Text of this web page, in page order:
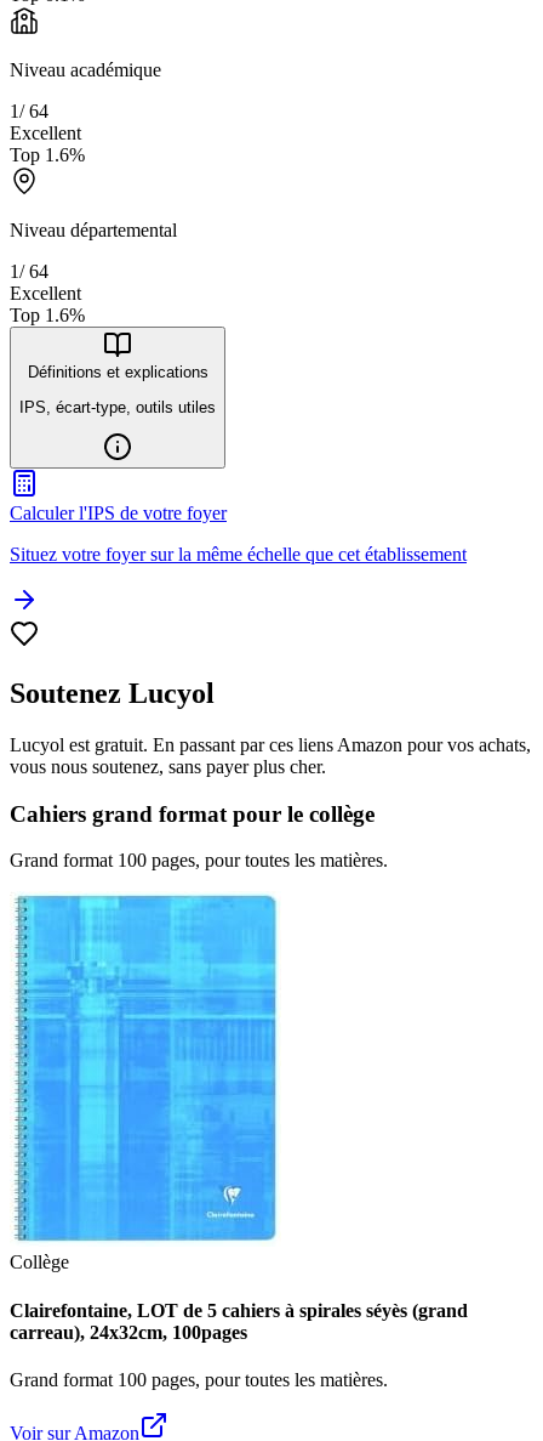
Niveau académique
1/64
Excellent
Top 1.6%
Niveau départemental
1/64
Excellent
Top 1.6%
Définitions et explications
IPS, écart-type, outils utiles
Calculer l'IPS de votre foyer
Situez votre foyer sur la même échelle que cet établissement
Soutenez Lucyol
Lucyol est gratuit. En passant par ces liens Amazon pour vos achats,
vous nous soutenez, sans payer plus cher.
Cahiers grand format pour le collège
Grand format 100 pages, pour toutes les matières.
Collège
Clairefontaine, LOT de 5 cahiers à spirales séyès (grand
carreau), 24x32cm, 100pages
Grand format 100 pages, pour toutes les matières.
Voir sur Amazon